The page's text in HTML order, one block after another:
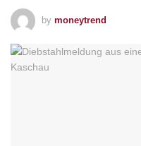
by moneytrend